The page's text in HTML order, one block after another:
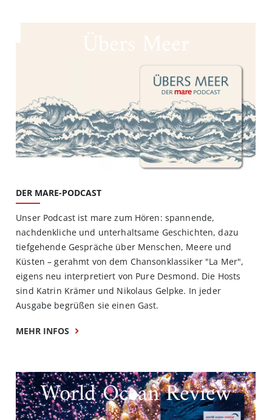
Übers Meer
DER MARE-PODCAST
Unser Podcast ist mare zum Hören: spannende,
nachdenkliche und unterhaltsame Geschichten, dazu
tiefgehende Gespräche über Menschen, Meere und
Küsten – gerahmt von dem Chansonklassiker "La Mer",
eigens neu interpretiert von Pure Desmond. Die Hosts
sind Katrin Krämer und Nikolaus Gelpke. In jeder
Ausgabe begrüßen sie einen Gast.
MEHR INFOS
World Ocean Review